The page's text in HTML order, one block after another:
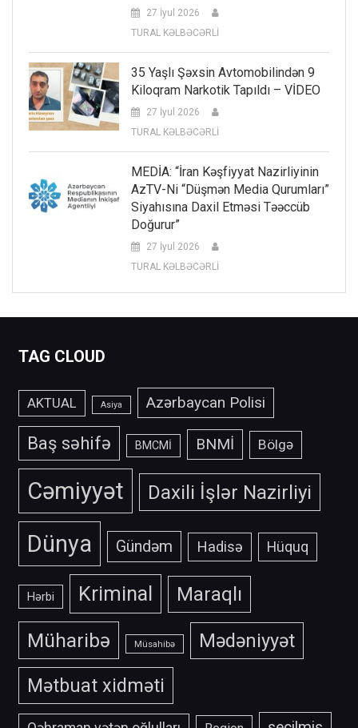
27 İyul 2026
TURAL KƏLBƏCƏRLİ
35 Yaşlı Şəxsin Avtomobilindən 9
Kiloqram Narkotik Tapıldı – VİDEO
27 İyul 2026
TURAL KƏLBƏCƏRLİ
MEDİA: “İran Kəşfiyyat Nazirliyinin
AzTV-Ni “düşmən Media Qurumları”
Siyahısına Daxil Etməsi Təəccüb
Doğurur”
27 İyul 2026
TURAL KƏLBƏCƏRLİ
TAG CLOUD
AKTUAL Asiya Azərbaycan Polisi
Baş səhifə BMCMİ BNMİ Bölgə
Cəmiyyət Daxili İşlər Nazirliyi
Dünya Gündəm Hadisə Hüquq
Hərbi Kriminal Maraqlı
Müharibə Müsahibə
Mədəniyyət
Mətbuat xidməti